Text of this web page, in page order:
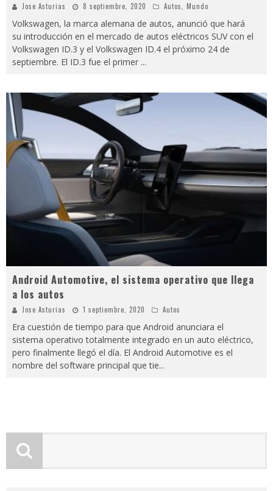
Jose Asturias 8 septiembre, 2020 Autos Mundo
Volkswagen, la marca alemana de autos, anunció que hará
su introducción en el mercado de autos eléctricos SUV con el
Volkswagen ID.3 y el Volkswagen ID.4 el próximo 24 de
septiembre. El ID.3 fue el primer ...
Android Automotive, el sistema operativo que llega
a los autos
Jose Asturias 1 septiembre, 2020 Autos
Era cuestión de tiempo para que Android anunciara el
sistema operativo totalmente integrado en un auto eléctrico,
pero finalmente llegó el día. El Android Automotive es el
nombre del software principal que tie...